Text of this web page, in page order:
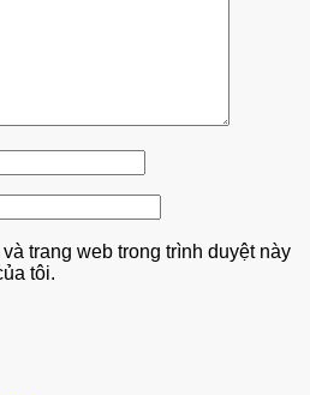
trang web trong trình duyệt này
tôi.